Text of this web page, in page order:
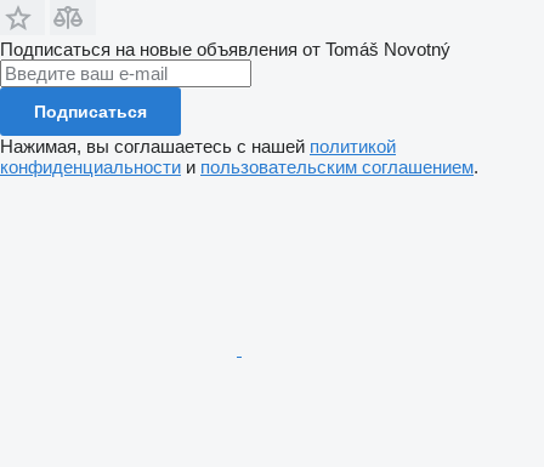
Подписаться на новые объявления от Tomáš Novotný
Подписаться
Нажимая, вы соглашаетесь с нашей политикой
конфиденциальности и пользовательским соглашением.